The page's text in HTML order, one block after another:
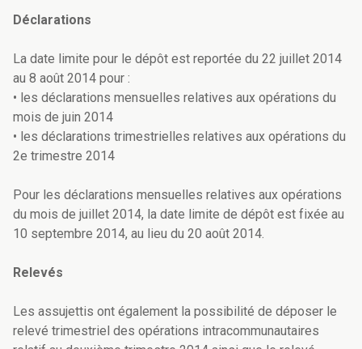
Déclarations
La date limite pour le dépôt est reportée du 22 juillet 2014
au 8 août 2014 pour :
• les déclarations mensuelles relatives aux opérations du
mois de juin 2014
• les déclarations trimestrielles relatives aux opérations du
2e trimestre 2014
Pour les déclarations mensuelles relatives aux opérations
du mois de juillet 2014, la date limite de dépôt est fixée au
10 septembre 2014, au lieu du 20 août 2014.
Relevés
Les assujettis ont également la possibilité de déposer le
relevé trimestriel des opérations intracommunautaires